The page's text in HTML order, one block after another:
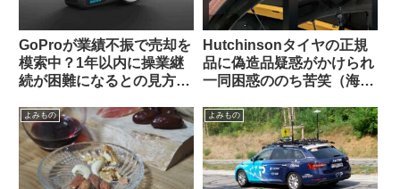
GoProが業績不振で売却を
模索中？1年以内に操業継
続が困難になるとの見方も
Hutchinsonタイヤの正規
品に偽造品疑惑がかけられ
一同困惑ののち苦笑（海外
よみもの よみもの